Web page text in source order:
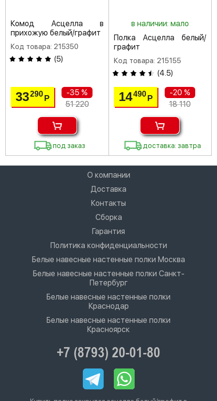
Комод Асцелла в
прихожую белый/графит
Код товара: 215350
(5)
33290Р
-35 %
51 220
под заказ
в наличии: мало
Полка Асцелла белый/
графит
Код товара: 215155
(4.5)
14490 Р
-20 %
18 110
доставка: завтра
О компании
Доставка
Контакты
Сборка
Гарантия
Политика конфиденциальности
Белые навесные настенные полки Москва
Белые навесные настенные полки Санкт-
Петербург
Белые навесные настенные полки
Краснодар
Белые навесные настенные полки
Красноярск
+7 (8793) 20-01-80